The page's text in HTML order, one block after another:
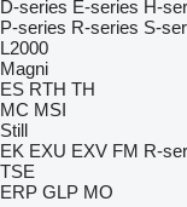
D-series E-series H-
P-series R-series S-
L2000
Magni
ES RTH TH
MC MSI
Still
EK EXU EXV FM R-
TSE
ERP GLP MO